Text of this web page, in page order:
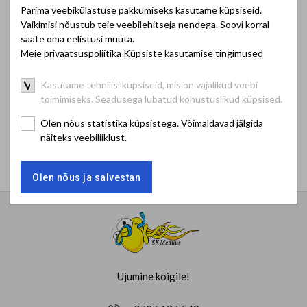
Virtus Euroopa suvemängud 2026
Toimumise aeg:03.07.2026 - 12.07.2026
Bydgoszcz, Poola
Ujumine kõigile!
Parima veebikülastuse pakkumiseks kasutame küpsiseid.
Vaikimisi nõustub teie veebilehitseja nendega. Soovi korral
saate oma eelistusi muuta.
Meie privaatsuspoliitika Küpsiste kasutamise tingimused
Kasutame tehnilisi küpsiseid, mis on vajalikud veebi
toimimiseks. Seadusega lubatud kohustuslikud küpsised.
Olen nõus statistika küpsistega. Võimaldavad jälgida
näiteks veebiliiklust.
Olen nõus ja salvestan